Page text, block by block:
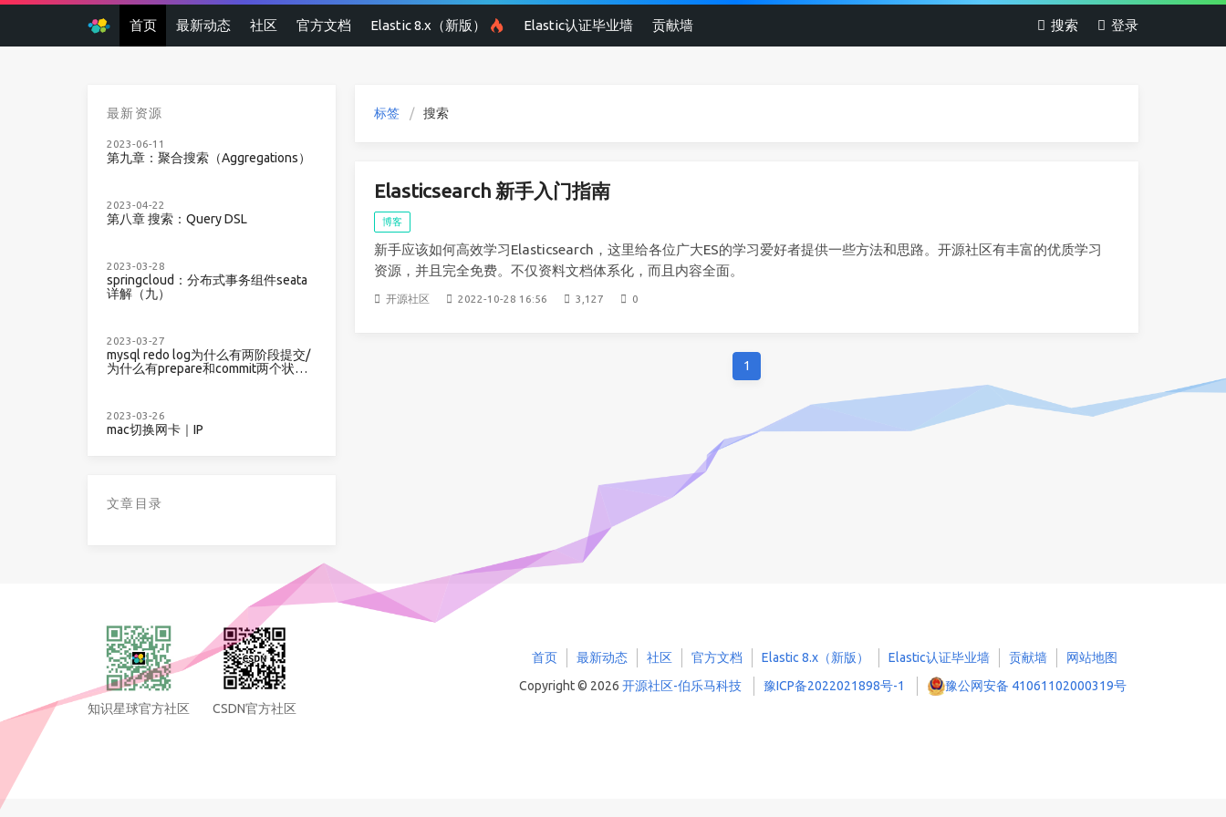
首页 最新动态 社区 官方文档 Elastic 8.x（新版） Elastic认证毕业墙 贡献墙 搜索 登录
标签 搜索
Elasticsearch 新手入门指南
博客
新手应该如何高效学习Elasticsearch，这里给各位广大ES的学习爱好者提供一些方法和思路。开源社区有丰富的优质学习
资源，并且完全免费。不仅资料文档体系化，而且内容全面。
开源社区 2022-10-28 16:56 3,127 0
1
最新资源
2023-06-11
第九章：聚合搜索（Aggregations）
2023-04-22
第八章 搜索：Query DSL
2023-03-28
springcloud：分布式事务组件seata
详解（九）
2023-03-27
mysql redo log为什么有两阶段提交/
为什么有prepare和commit两个状
2023-03-26
mac切换网卡｜IP
文章目录
知识星球官方社区 CSDN官方社区
首页 最新动态 社区 官方文档 Elastic 8.x（新版） Elastic认证毕业墙 贡献墙
网站地图
Copyright © 2026 开源社区-伯乐马科技 豫ICP备2022021898号-1 豫公网安备 41061102000319号